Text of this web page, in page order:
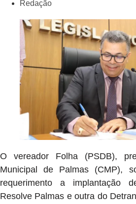
Redação
O vereador Folha (PSDB),
Municipal de Palmas (CMP),
requerimento a implantação
Resolve Palmas e outra do